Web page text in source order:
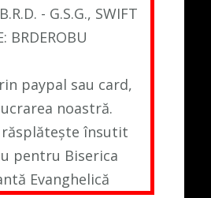
- G.S.G., SWIFT
BRDEROBU
paypal sau card,
noastră.
răsplătește însutit
pentru Biserica
Evanghelică